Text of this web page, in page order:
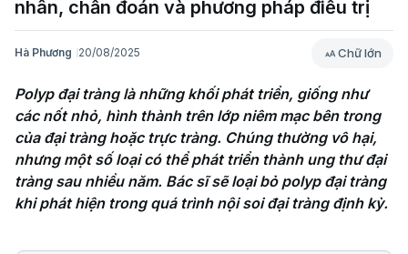
nhân, chẩn đoán và phương pháp điều trị
Hà Phương 20/08/2025 Chữ lớn
Polyp đại tràng là những khối phát triển, giống như
các nốt nhỏ, hình thành trên lớp niêm mạc bên trong
của đại tràng hoặc trực tràng. Chúng thường vô hại,
nhưng một số loại có thể phát triển thành ung thư đại
tràng sau nhiều năm. Bác sĩ sẽ loại bỏ polyp đại tràng
khi phát hiện trong quá trình nội soi đại tràng định kỳ.